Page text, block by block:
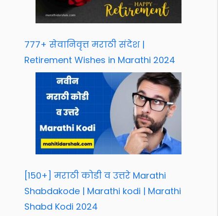
777+ सेवानिवृत्त मराठी संदेश |
Retirement Wishes in Marathi 2024
[150+] मराठी कोडी व उत्तरे Marathi
Shabdakode | Marathi kodi | Marathi
Shabd Kodi 2024